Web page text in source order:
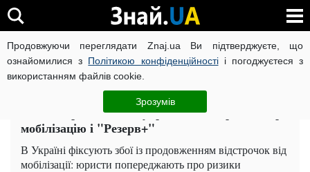
Продовжуючи переглядати Znaj.ua Ви підтверджуєте, що
ознайомилися з Політикою конфіденційностіі погоджуєтеся з
використанням файлів cookie.
Зрозумів
ВІЙНА РОСІЇ ПРОТИ УКРАЇНИ КОРОНАВІРУС В УКРАЇНІ
ЧИТАТЬ НА РУССКОМ
Зникло бронювання: українців попередили про
мобілізацію і "Резерв+"
В Україні фіксують збої із продовженням відстрочок від
мобілізації: юристи попереджають про ризики